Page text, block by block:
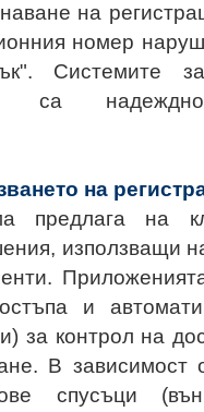
на
номер
Системите
са
на
предлага на
използващи
и
за контрол на
В зависимост
спусъци